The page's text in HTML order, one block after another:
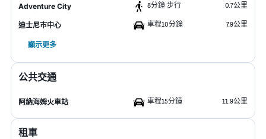
Adventure City 8分鐘 步行 0.7公里
迪士尼市中心 車程10分鐘 7.9公里
顯示更多
公共交通
阿納海姆火車站 車程15分鐘 11.9公里
租車